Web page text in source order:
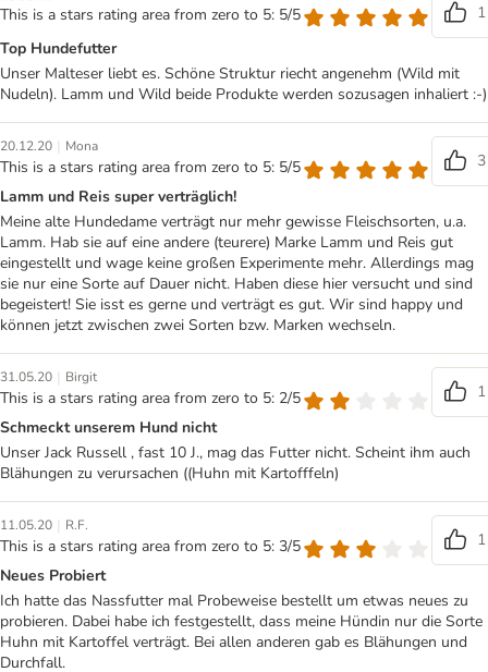
This is a stars rating area from zero to 5: 5/5
1
Top Hundefutter
Unser Malteser liebt es. Schöne Struktur riecht angenehm (Wild mit
Nudeln). Lamm und Wild beide Produkte werden sozusagen inhaliert :-)
20.12.20 | Mona
This is a stars rating area from zero to 5: 5/5
3
Lamm und Reis super verträglich!
Meine alte Hundedame verträgt nur mehr gewisse Fleischsorten, u.a.
Lamm. Hab sie auf eine andere (teurere) Marke Lamm und Reis gut
eingestellt und wage keine großen Experimente mehr. Allerdings mag
sie nur eine Sorte auf Dauer nicht. Haben diese hier versucht und sind
begeistert! Sie isst es gerne und verträgt es gut. Wir sind happy und
können jetzt zwischen zwei Sorten bzw. Marken wechseln.
31.05.20 | Birgit
This is a stars rating area from zero to 5: 2/5
1
Schmeckt unserem Hund nicht
Unser Jack Russell , fast 10 J., mag das Futter nicht. Scheint ihm auch
Blähungen zu verursachen ((Huhn mit Kartofffeln)
11.05.20 | R.F.
This is a stars rating area from zero to 5: 3/5
1
Neues Probiert
Ich hatte das Nassfutter mal Probeweise bestellt um etwas neues zu
probieren. Dabei habe ich festgestellt, dass meine Hündin nur die Sorte
Huhn mit Kartoffel verträgt. Bei allen anderen gab es Blähungen und
Durchfall.